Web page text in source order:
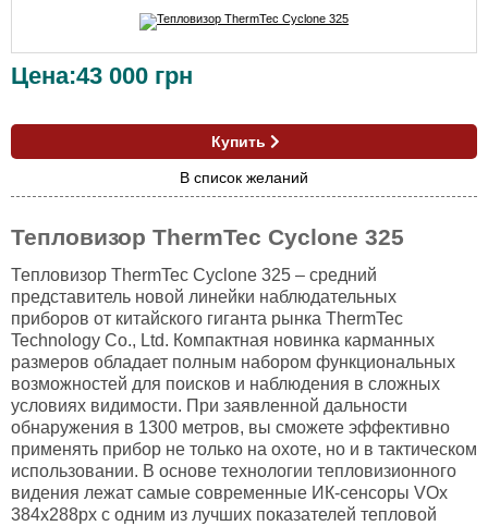
Цена:43 000 грн
Купить
В список желаний
Тепловизор ThermTec Cyclone 325
Тепловизор ThermTec Cyclone 325 – средний
представитель новой линейки наблюдательных
приборов от китайского гиганта рынка ThermTec
Technology Co., Ltd. Компактная новинка карманных
размеров обладает полным набором функциональных
возможностей для поисков и наблюдения в сложных
условиях видимости. При заявленной дальности
обнаружения в 1300 метров, вы сможете эффективно
применять прибор не только на охоте, но и в тактическом
использовании. В основе технологии тепловизионного
видения лежат самые современные ИК-сенсоры VOx
384х288px с одним из лучших показателей тепловой